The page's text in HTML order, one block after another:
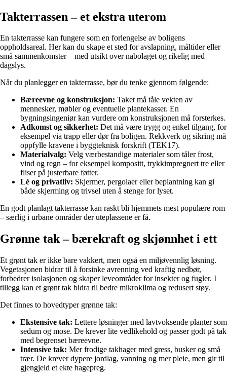
Takterrassen – et ekstra uterom
En takterrasse kan fungere som en forlengelse av boligens
oppholdsareal. Her kan du skape et sted for avslapning, måltider eller
små sammenkomster – med utsikt over nabolaget og rikelig med
dagslys.
Når du planlegger en takterrasse, bør du tenke gjennom følgende:
Bæreevne og konstruksjon: Taket må tåle vekten av
mennesker, møbler og eventuelle plantekasser. En
bygningsingeniør kan vurdere om konstruksjonen må forsterkes.
Adkomst og sikkerhet: Det må være trygg og enkel tilgang, for
eksempel via trapp eller dør fra boligen. Rekkverk og sikring må
oppfylle kravene i byggteknisk forskrift (TEK17).
Materialvalg: Velg værbestandige materialer som tåler frost,
vind og regn – for eksempel kompositt, trykkimpregnert tre eller
fliser på justerbare føtter.
Lé og privatliv: Skjermer, pergolaer eller beplantning kan gi
både skjerming og trivsel uten å stenge for lyset.
En godt planlagt takterrasse kan raskt bli hjemmets mest populære rom
– særlig i urbane områder der uteplassene er få.
Grønne tak – bærekraft og skjønnhet i ett
Et grønt tak er ikke bare vakkert, men også en miljøvennlig løsning.
Vegetasjonen bidrar til å forsinke avrenning ved kraftig nedbør,
forbedrer isolasjonen og skaper leveområder for insekter og fugler. I
tillegg kan et grønt tak bidra til bedre mikroklima og redusert støy.
Det finnes to hovedtyper grønne tak:
Ekstensive tak: Lettere løsninger med lavtvoksende planter som
sedum og mose. De krever lite vedlikehold og passer godt på tak
med begrenset bæreevne.
Intensive tak: Mer frodige takhager med gress, busker og små
trær. De krever dypere jordlag, vanning og mer pleie, men gir til
gjengjeld et ekte hagepreg.